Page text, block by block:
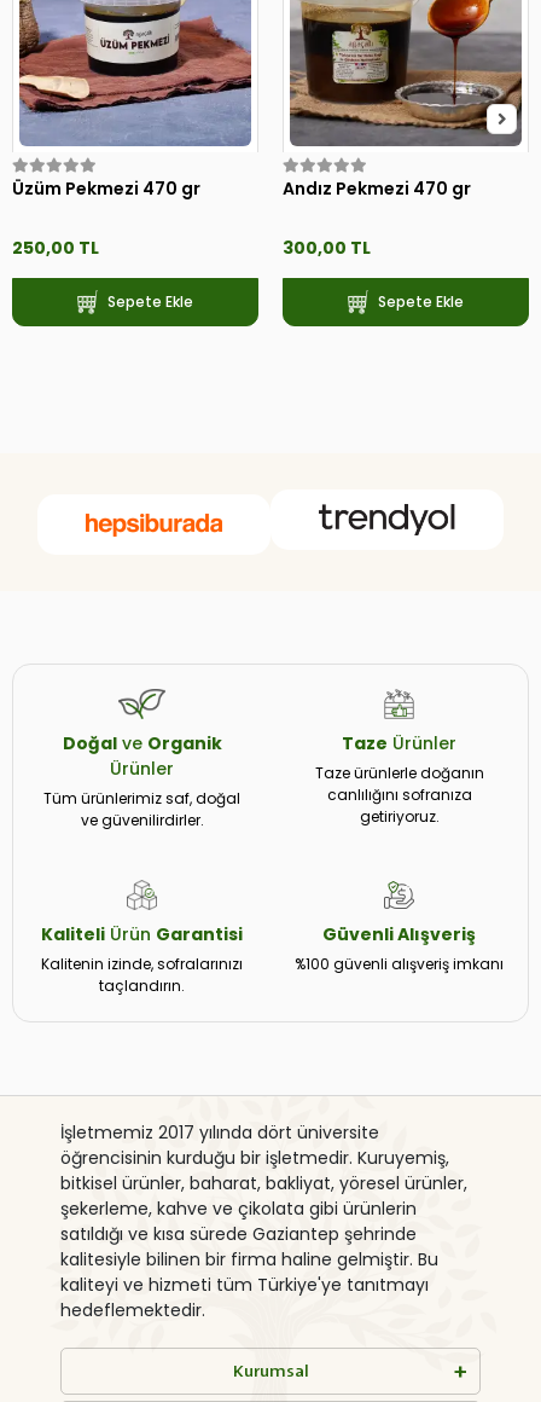
Üzüm Pekmezi 470 gr
250,00 TL
Sepete Ekle
Andız Pekmezi 470 gr
300,00 TL
Sepete Ekle
Doğalve Organik
Ürünler
Tüm ürünlerimiz saf, doğal
ve güvenilirdirler.
Taze Ürünler
Taze ürünlerle doğanın
canlılığını sofranıza
getiriyoruz.
Kaliteli Ürün Garantisi
Kalitenin izinde, sofralarınızı
taçlandırın.
GüvenliAlışveriş
%100 güvenli alışveriş imkanı
İşletmemiz 2017 yılında dört üniversite
öğrencisinin kurduğu bir işletmedir. Kuruyemiş,
bitkisel ürünler, baharat, bakliyat, yöresel ürünler,
şekerleme, kahve ve çikolata gibi ürünlerin
satıldığı ve kısa sürede Gaziantep şehrinde
kalitesiyle bilinen bir firma haline gelmiştir. Bu
kaliteyi ve hizmeti tüm Türkiye'ye tanıtmayı
hedeflemektedir.
Kurumsal